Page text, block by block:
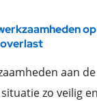
aan
zo veilig